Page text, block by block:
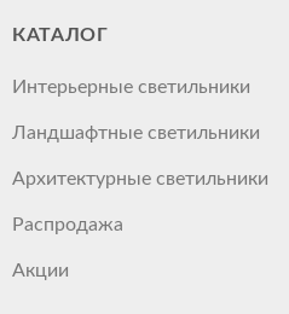
КАТАЛОГ
Интерьерные светильники
Ландшафтные светильники
Архитектурные светильники
Распродажа
Акции